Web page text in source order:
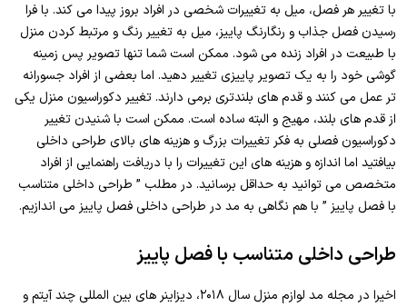
با تغییر هر فصل، میل به تغییرات شخصی در افراد بروز پیدا می کند. با فرا
رسیدن فصل جذاب و رنگارنگ پاییز، میل به تغییر رنگ و مرتبط کردن منزل
با طبیعت در افراد زنده می شود. ممکن است شما تنها تصویر پس زمینه
گوشی خود را به یک تصویر پاییزی تغییر دهید. اما بعضی از افراد جسورانه
تر عمل می کنند و قدم های بلندتری برمی دارند. تغییر دکوراسیون منزل یکی
از قدم های بلند، مهیج و البته ساده است. ممکن است با شنیدن تغییر
دکوراسیون فصلی به فکر تغییرات بزرگ و هزینه های بالای طراحی داخلی
بیافتید اما اندازه و هزینه های این تغییرات را با دریافت راهنمایی از افراد
متخصص می توانید به حداقل برسانید. در مطلب ” طراحی داخلی متناسب
با فصل پاییز ” با هم نگاهی به مد در طراحی داخلی فصل پاییز می اندازیم.
طراحی داخلی متناسب با فصل پاییز
اخیرا در مجله مد لوازم منزل سال ۲۰۱۸، دیزاینر های بین المللی چند آیتم و